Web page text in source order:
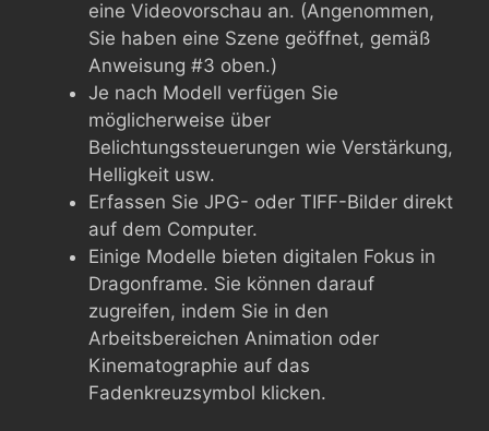
eine Videovorschau an. (Angenommen,
Sie haben eine Szene geöffnet, gemäß
Anweisung #3 oben.)
Je nach Modell verfügen Sie
möglicherweise über
Belichtungssteuerungen wie Verstärkung,
Helligkeit usw.
Erfassen Sie JPG- oder TIFF-Bilder direkt
auf dem Computer.
Einige Modelle bieten digitalen Fokus in
Dragonframe. Sie können darauf
zugreifen, indem Sie in den
Arbeitsbereichen Animation oder
Kinematographie auf das
Fadenkreuzsymbol klicken.